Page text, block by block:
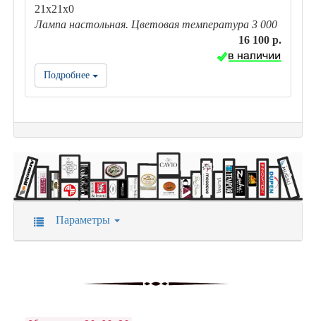
21х21х0
Лампа настольная. Цветовая температура 3 000
16 100 р.
Подробнее
Параметры